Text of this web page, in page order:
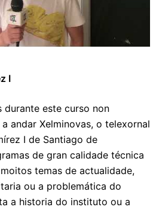
I
este curso non
andar Xelminovas, o telexornal
I de Santiago de
de gran calidade técnica
temas de actualidade,
ou a problemática do
a historia do instituto ou a